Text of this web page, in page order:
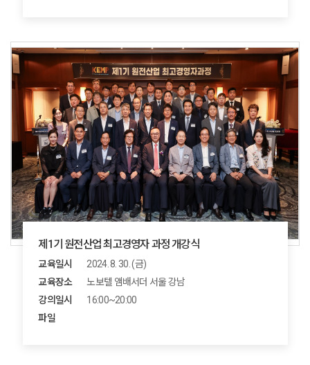
제1기 원전산업 최고경영자 과정 개강식
교육일시
2024. 8. 30. (금)
교육장소
노보텔 앰배서더 서울 강남
강의일시
16:00~20:00
파일